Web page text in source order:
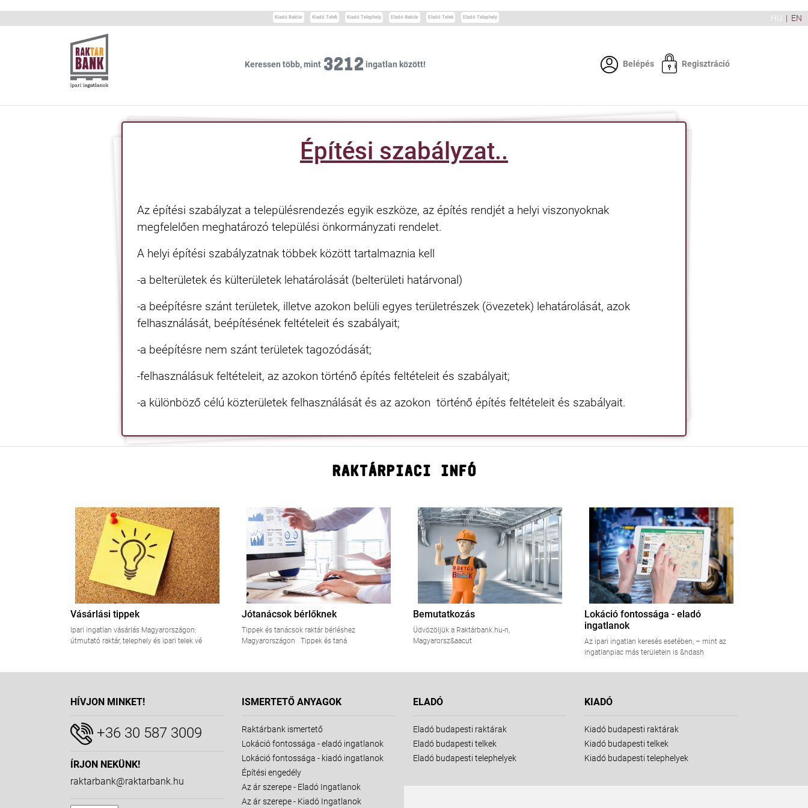
Kiadó Raktár Kiadó Telek Kiadó Telephely Eladó Raktár Eladó Telek Eladó Telephely HU | EN
Keressen több, mint 3212 ingatlan között! Belépés Regisztráció
Építési szabályzat..
Az építési szabályzat a településrendezés egyik eszköze, az építés rendjét a helyi viszonyoknak
megfelelően meghatározó települési önkormányzati rendelet.
A helyi építési szabályzatnak többek között tartalmaznia kell
-a belterületek és külterületek lehatárolását (belterületi határvonal)
-a beépítésre szánt területek, illetve azokon belüli egyes területrészek (övezetek) lehatárolását, azok
felhasználását, beépítésének feltételeit és szabályait;
-a beépítésre nem szánt területek tagozódását;
-felhasználásuk feltételeit, az azokon történő építés feltételeit és szabályait;
-a különböző célú közterületek felhasználását és az azokon történő építés feltételeit és szabályait.
RAKTÁRPIACI INFÓ
Vásárlási tippek
Ipari ingatlan vásárlás Magyarországon:
útmutató raktár, telephely és ipari telek vé
Jótanácsok bérlőknek
Tippek és tanácsok raktár bérléshez
Magyarországon Tippek és taná
Bemutatkozás
Üdvözöljük a Raktárbank.hu-n,
Magyarorsz&aacut
Lokáció fontossága - eladó
ingatlanok
Az ipari ingatlan keresés esetében, – mint az
ingatlanpiac más területein is &ndash
HÍVJON MINKET!
+36 30 587 3009
ÍRJON NEKÜNK!
raktarbank@raktarbank.hu
ISMERTETŐ ANYAGOK
Raktárbank ismertető
Lokáció fontossága - eladó ingatlanok
Lokáció fontossága - kiadó ingatlanok
Építési engedély
Az ár szerepe - Eladó Ingatlanok
Az ár szerepe - Kiadó Ingatlanok
ELADÓ
Eladó budapesti raktárak
Eladó budapesti telkek
Eladó budapesti telephelyek
KIADÓ
Kiadó budapesti raktárak
Kiadó budapesti telkek
Kiadó budapesti telephelyek